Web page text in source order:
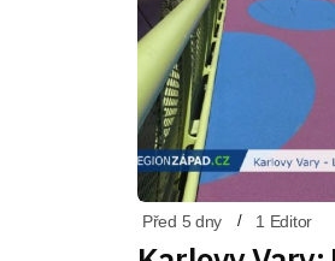
Před 5 dny 1 Editor